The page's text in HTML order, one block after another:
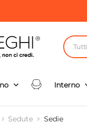
Tutti
Interno
Sedute Sedie